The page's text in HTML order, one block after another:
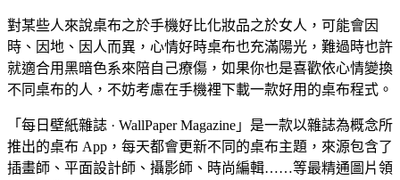
對某些人來說桌布之於手機好比化妝品之於女人，可能會因
時、因地、因人而異，心情好時桌布也充滿陽光，難過時也許
就適合用黑暗色系來陪自己療傷，如果你也是喜歡依心情變換
不同桌布的人，不妨考慮在手機裡下載一款好用的桌布程式。
「每日壁紙雜誌 · WallPaper Magazine」是一款以雜誌為概念所
推出的桌布 App，每天都會更新不同的桌布主題，來源包含了
插畫師、平面設計師、攝影師、時尚編輯……等最精通圖片領